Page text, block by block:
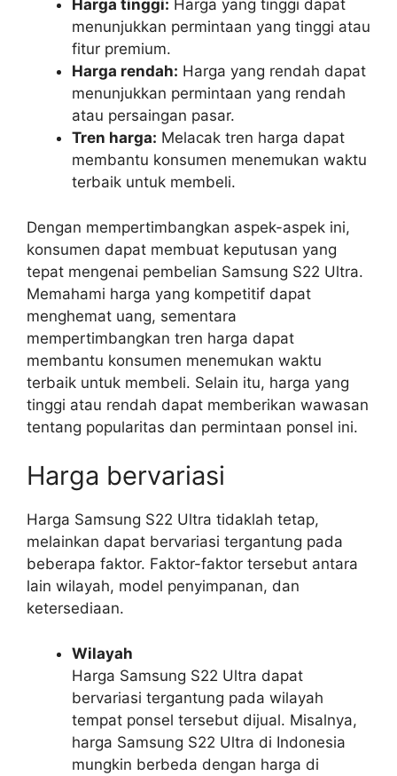
Harga tinggi: Harga yang tinggi dapat
menunjukkan permintaan yang tinggi atau
fitur premium.
Harga rendah: Harga yang rendah dapat
menunjukkan permintaan yang rendah
atau persaingan pasar.
Tren harga: Melacak tren harga dapat
membantu konsumen menemukan waktu
terbaik untuk membeli.
Dengan mempertimbangkan aspek-aspek ini,
konsumen dapat membuat keputusan yang
tepat mengenai pembelian Samsung S22 Ultra.
Memahami harga yang kompetitif dapat
menghemat uang, sementara
mempertimbangkan tren harga dapat
membantu konsumen menemukan waktu
terbaik untuk membeli. Selain itu, harga yang
tinggi atau rendah dapat memberikan wawasan
tentang popularitas dan permintaan ponsel ini.
Harga bervariasi
Harga Samsung S22 Ultra tidaklah tetap,
melainkan dapat bervariasi tergantung pada
beberapa faktor. Faktor-faktor tersebut antara
lain wilayah, model penyimpanan, dan
ketersediaan.
Wilayah
Harga Samsung S22 Ultra dapat
bervariasi tergantung pada wilayah
tempat ponsel tersebut dijual. Misalnya,
harga Samsung S22 Ultra di Indonesia
mungkin berbeda dengan harga di